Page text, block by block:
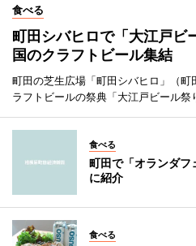
食べる
町田シバヒロで「大江戸
国のクラフトビール集結
町田の芝生広場「町田シバヒロ」（町
ラフトビールの祭典「大江戸ビール祭
食べる
町田で「オランダ
に紹介
食べる